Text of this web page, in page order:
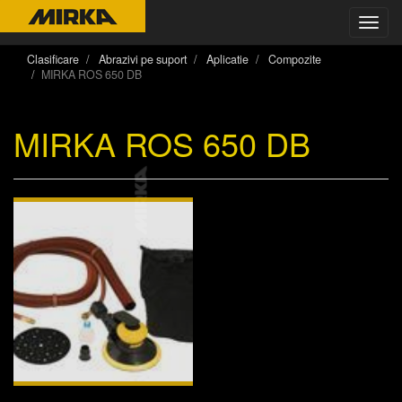
Clasificare Abrazivi pe suport Aplicatie
Compozite
MIRKA ROS 650 DB
MIRKA ROS 650 DB